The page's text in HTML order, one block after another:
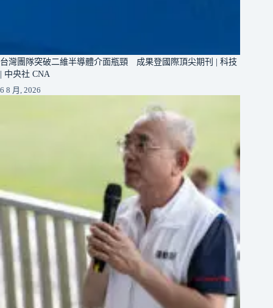
台灣團隊突破二維半導體介面瓶頸 成果登國際頂尖期刊 | 科技
| 中央社 CNA
6 8 月, 2026